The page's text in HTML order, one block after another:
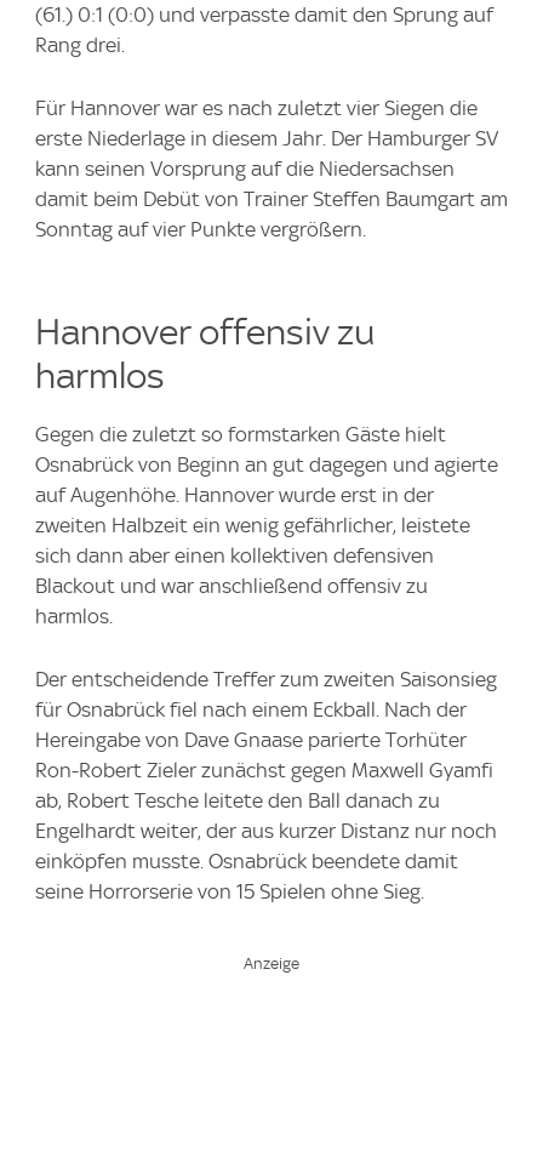
(61.) 0:1 (0:0) und verpasste damit den Sprung auf
Rang drei.
Für Hannover war es nach zuletzt vier Siegen die
erste Niederlage in diesem Jahr. Der Hamburger SV
kann seinen Vorsprung auf die Niedersachsen
damit beim Debüt von Trainer Steffen Baumgart am
Sonntag auf vier Punkte vergrößern.
Hannover offensiv zu
harmlos
Gegen die zuletzt so formstarken Gäste hielt
Osnabrück von Beginn an gut dagegen und agierte
auf Augenhöhe. Hannover wurde erst in der
zweiten Halbzeit ein wenig gefährlicher, leistete
sich dann aber einen kollektiven defensiven
Blackout und war anschließend offensiv zu
harmlos.
Der entscheidende Treffer zum zweiten Saisonsieg
für Osnabrück fiel nach einem Eckball. Nach der
Hereingabe von Dave Gnaase parierte Torhüter
Ron-Robert Zieler zunächst gegen Maxwell Gyamfi
ab, Robert Tesche leitete den Ball danach zu
Engelhardt weiter, der aus kurzer Distanz nur noch
einköpfen musste. Osnabrück beendete damit
seine Horrorserie von 15 Spielen ohne Sieg.